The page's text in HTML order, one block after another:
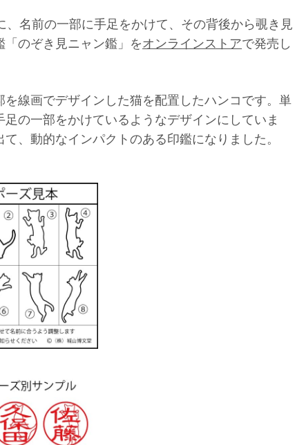
名前の一部に手足をかけて、その背後から覗き見
「のぞき見ニャン鑑」をオンラインストアで発売し
を線画でデザインした猫を配置したハンコです。単
の一部をかけているようなデザインにしていま
、動的なインパクトのある印鑑になりました。